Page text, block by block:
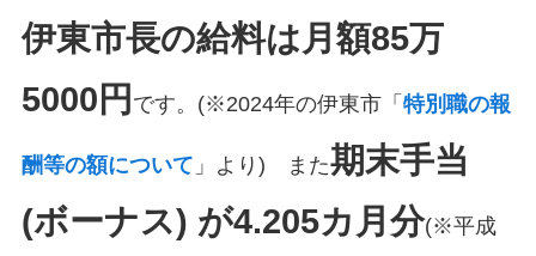
伊東市長の給料は月額85万
5000円 です。(※2024年の伊東市「 特別職の報
酬等の額について 」より) また期末手当
(ボーナス) が4.205カ月分(※平成